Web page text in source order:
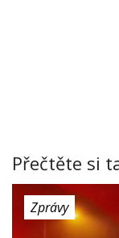
Přečtěte si
Zprávy